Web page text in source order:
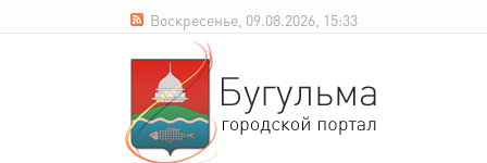
Воскресенье, 09.08.2026, 15:33